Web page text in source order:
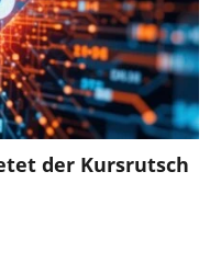
der Kursrutsch